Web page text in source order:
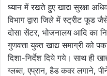
ध्यान में रखते हुए खाद्य सुरक्षा
विभाग द्वारा जिले में स्ट्रीट फूड
दोसा सेंटर, भोजनालय आदि का
गुणवत्ता युक्त खाद्य समाग्री को
दिशा-निर्देश दिये गये। साथ ही
ग्लब्स, एप्रान, हैड कवर लगाने,